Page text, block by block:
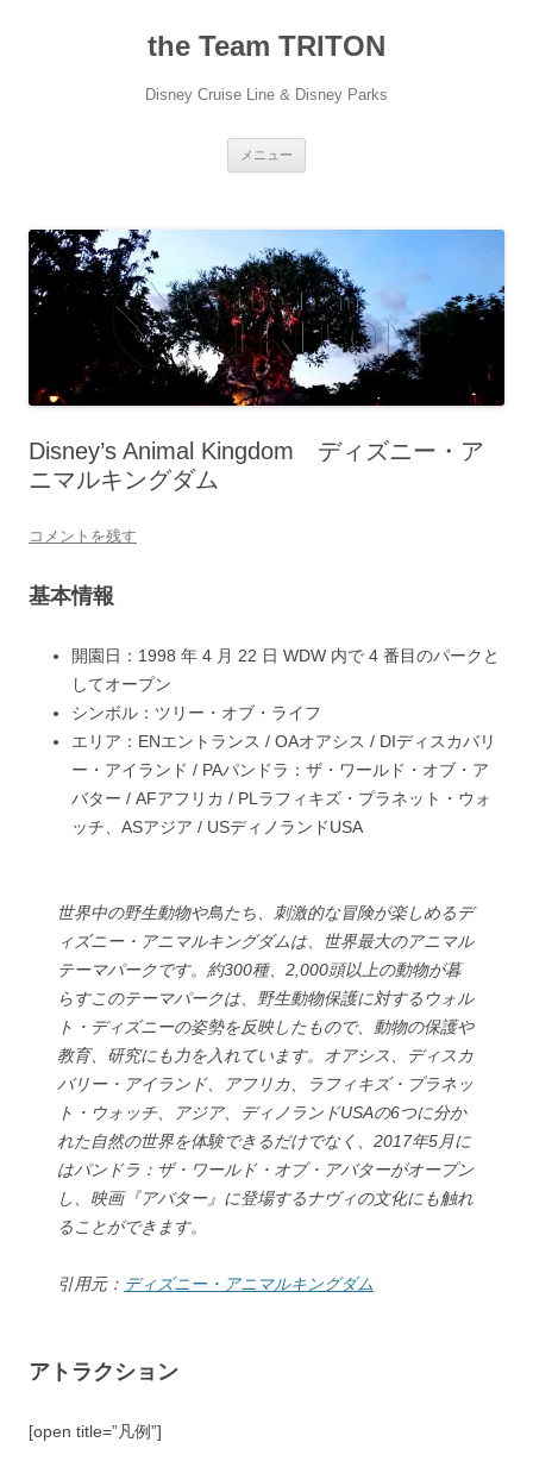
the Team TRITON
Disney Cruise Line & Disney Parks
メニュー
Disney’s Animal Kingdom ディズニー・ア
ニマルキングダム
コメントを残す
基本情報
開園日： 1998 年 4 月 22 日 WDW 内で 4 番目のパークと
してオープン
シンボル： ツリー・オブ・ライフ
エリア： ENエントランス / OAオアシス / DIディスカバリ
ー・アイランド / PAパンドラ：ザ・ワールド・オブ・ア
バター / AFアフリカ / PL ラフィキズ・プラネット・ウォ
ッチ、 ASアジア / USディノランドUSA
世界中の野生動物や鳥たち、刺激的な冒険が楽しめるデ
ィズニー・アニマルキングダムは、世界最大のアニマル
テーマパークです。約300種、2,000頭以上の動物が暮
らすこのテーマパークは、野生動物保護に対するウォル
ト・ディズニーの姿勢を反映したもので、動物の保護や
教育、研究にも力を入れています。オアシス、ディスカ
バリー・アイランド、アフリカ、ラフィキズ・プラネッ
ト・ウォッチ、アジア、ディノランドUSAの6つに分か
れた自然の世界を体験できるだけでなく、2017年5月に
はパンドラ：ザ・ワールド・オブ・アバターがオープン
し、映画『アバター』に登場するナヴィの文化にも触れ
ることができます。
引用元： ディズニー・アニマルキングダム
アトラクション
[open title=”凡例”]